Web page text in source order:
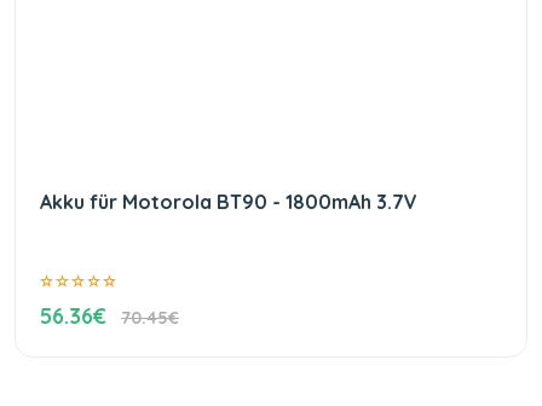
Akku für Motorola BT90 - 1800mAh 3.7V
56.36€ 70.45€